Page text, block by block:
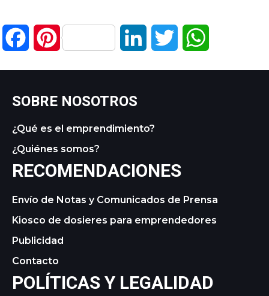
FacebookPinterest LinkedIn Twitter
SOBRE NOSOTROS
¿Qué es el emprendimiento?
¿Quiénes somos?
RECOMENDACIONES
Envío de Notas y Comunicados de Prensa
Kiosco de dosieres para emprendedores
Publicidad
Contacto
POLÍTICAS Y LEGALIDAD